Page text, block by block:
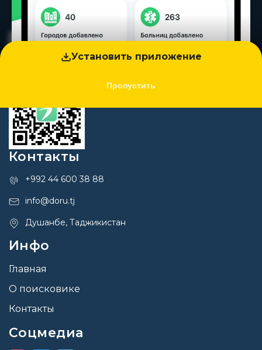
Установить приложение
Пропустить
Контакты
+992 44 600 38 88
info@doru.tj
Душанбе, Таджикистан
Инфо
Главная
О поисковике
Контакты
Соцмедиа